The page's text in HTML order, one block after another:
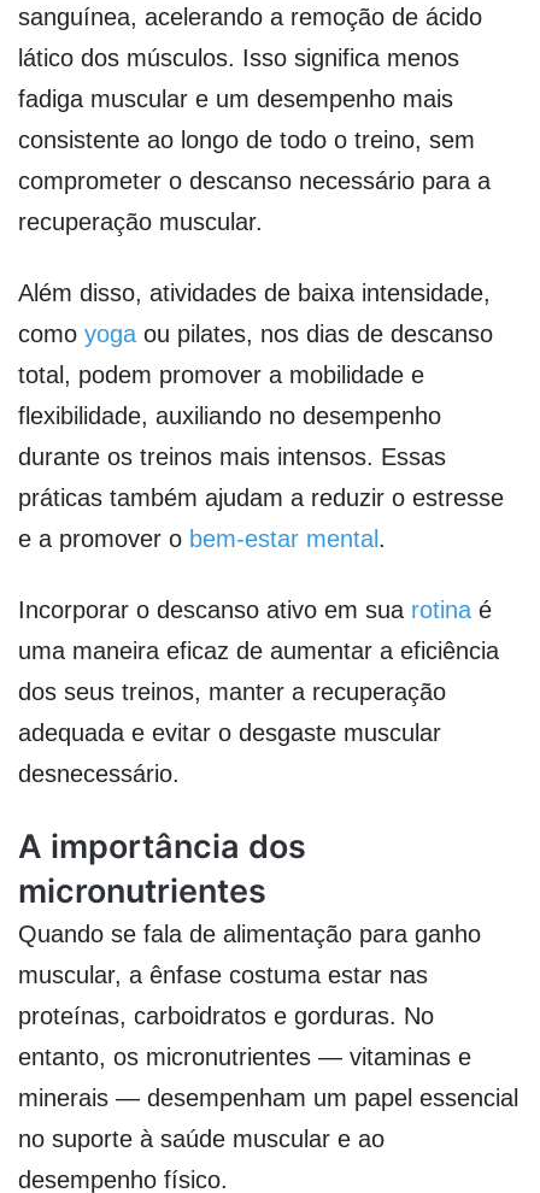
sanguínea, acelerando a remoção de ácido
lático dos músculos. Isso significa menos
fadiga muscular e um desempenho mais
consistente ao longo de todo o treino, sem
comprometer o descanso necessário para a
recuperação muscular.
Além disso, atividades de baixa intensidade,
como yoga ou pilates, nos dias de descanso
total, podem promover a mobilidade e
flexibilidade, auxiliando no desempenho
durante os treinos mais intensos. Essas
práticas também ajudam a reduzir o estresse
e a promover o bem-estar mental .
Incorporar o descanso ativo em sua rotina é
uma maneira eficaz de aumentar a eficiência
dos seus treinos, manter a recuperação
adequada e evitar o desgaste muscular
desnecessário.
A importância dos
micronutrientes
Quando se fala de alimentação para ganho
muscular, a ênfase costuma estar nas
proteínas, carboidratos e gorduras. No
entanto, os micronutrientes — vitaminas e
minerais — desempenham um papel essencial
no suporte à saúde muscular e ao
desempenho físico.